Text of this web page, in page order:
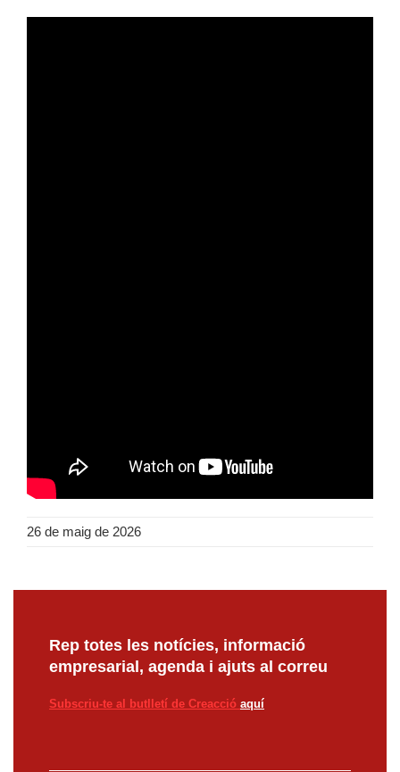
26 de maig de 2026
Rep totes les notícies, informació
empresarial, agenda i ajuts al correu
Subscriu-te al butlletí de Creacció aquí